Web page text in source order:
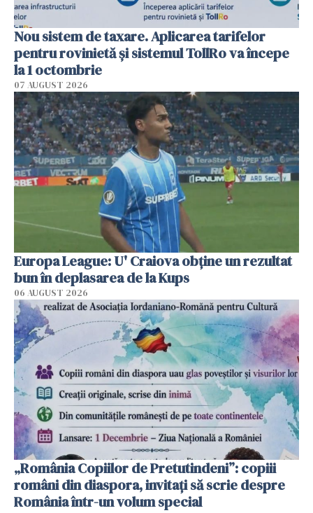
Nou sistem de taxare. Aplicarea tarifelor
pentru rovinietă şi sistemul TollRo va începe
la 1 octombrie
07 AUGUST 2026
Europa League: U' Craiova obține un rezultat
bun în deplasarea de la Kups
06 AUGUST 2026
„România Copiilor de Pretutindeni”: copiii
români din diaspora, invitați să scrie despre
România într-un volum special